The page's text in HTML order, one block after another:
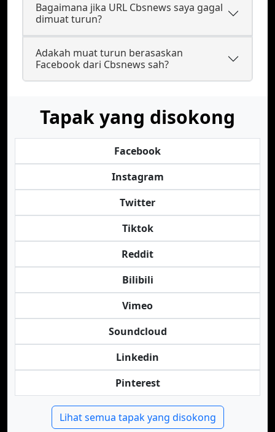
Bagaimana jika URL Cbsnews saya gagal
dimuat turun?
Adakah muat turun berasaskan
Facebook dari Cbsnews sah?
Tapak yang disokong
Facebook
Instagram
Twitter
Tiktok
Reddit
Bilibili
Vimeo
Soundcloud
Linkedin
Pinterest
Lihat semua tapak yang disokong